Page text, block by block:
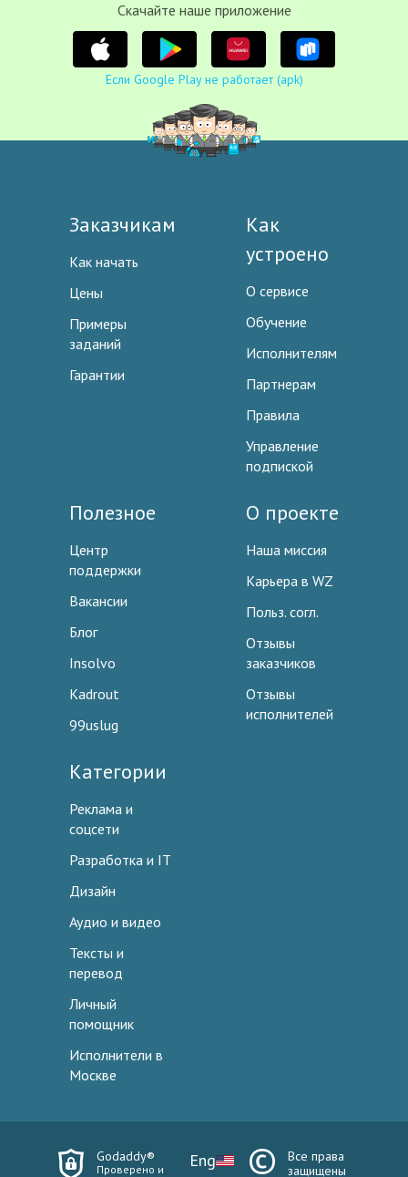
Cкачайте наше приложение
Если Google Play не работает (apk)
Заказчикам
Как начать
Цены
Примеры
заданий
Гарантии
Как
устроено
О сервисе
Обучение
Исполнителям
Партнерам
Правила
Управление
подпиской
Полезное
Центр
поддержки
Вакансии
Блог
Insolvo
Kadrout
99uslug
О проекте
Наша миссия
Карьера в WZ
Польз. согл.
Отзывы
заказчиков
Отзывы
исполнителей
Категории
Реклама и
соцсети
Разработка и IT
Дизайн
Аудио и видео
Тексты и
перевод
Личный
помощник
Исполнители в
Москве
Godaddy®
Проверено и
Eng
Все права
защищены